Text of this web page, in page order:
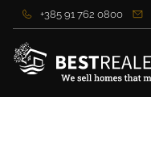
+385 91 762 0800